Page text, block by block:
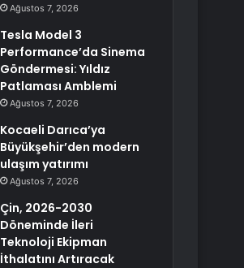
Ağustos 7, 2026
Tesla Model 3
Performance’da Sinema
Göndermesi: Yıldız
Patlaması Amblemi
Ağustos 7, 2026
Kocaeli Darıca’ya
Büyükşehir’den modern
ulaşım yatırımı
Ağustos 7, 2026
Çin, 2026-2030
Döneminde İleri
Teknoloji Ekipman
İthalatını Artıracak